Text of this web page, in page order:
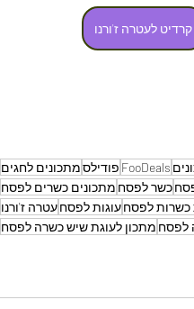
קרדיט לעטרה ז'ורנו
FooDeals פודילסמתכונים לחגים
כשר לפסח מתכונים כשרים לפסח
כשרות לפסחעוגות לפסחעטרה ז'ורנו
לפסח מתכון לעוגת שיש כשרה לפסח